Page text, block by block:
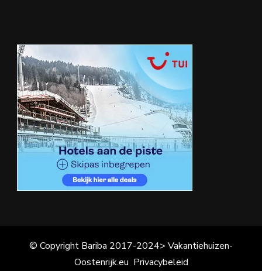
© Copyright Bariba 2017-2024> Vakantiehuizen-
Oostenrijk.eu Privacybeleid